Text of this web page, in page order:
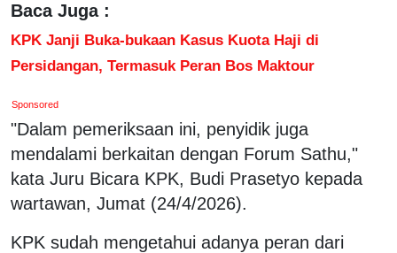
Baca Juga :
KPK Janji Buka-bukaan Kasus Kuota Haji di
Persidangan, Termasuk Peran Bos Maktour
Sponsored
"Dalam pemeriksaan ini, penyidik juga
mendalami berkaitan dengan Forum Sathu,"
kata Juru Bicara KPK, Budi Prasetyo kepada
wartawan, Jumat (24/4/2026).
KPK sudah mengetahui adanya peran dari